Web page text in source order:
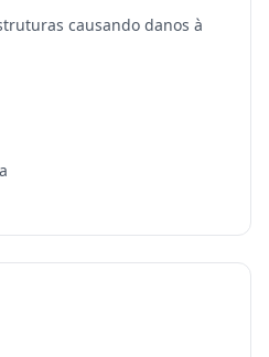
causando danos à